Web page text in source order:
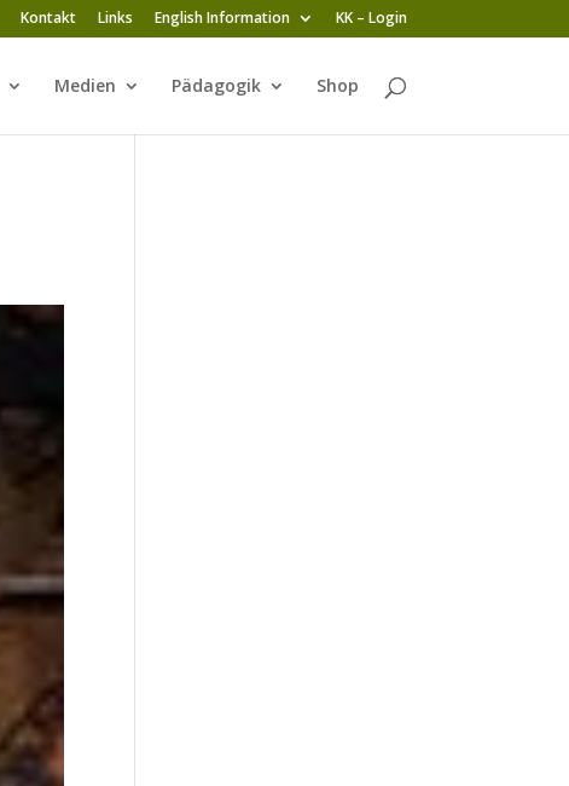
Kontakt Links English Information KK – Login
Medien Pädagogik Shop